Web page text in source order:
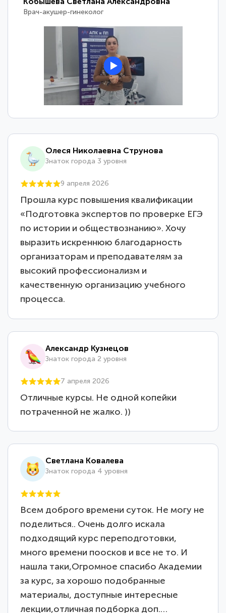
Врач-акушер-гинеколог
Олеся Николаевна Струнова
Знаток города 3 уровня
9 апреля 2026
Прошла курс повышения квалификации
«Подготовка экспертов по проверке ЕГЭ
по истории и обществознанию». Хочу
выразить искреннюю благодарность
организаторам и преподавателям за
высокий профессионализм и
качественную организацию учебного
процесса.
Александр Кузнецов
Знаток города 2 уровня
7 апреля 2026
Отличные курсы. Не одной копейки
потраченной не жалко. ))
Светлана Ковалева
Знаток города 4 уровня
Всем доброго времени суток. Не могу не
поделиться.. Очень долго искала
подходящий курс переподготовки,
много времени поосков и все не то. И
нашла таки,Огромное спасибо Академии
за курс, за хорошо подобранные
материалы, доступные интересные
лекции,отличная подборка доп.…